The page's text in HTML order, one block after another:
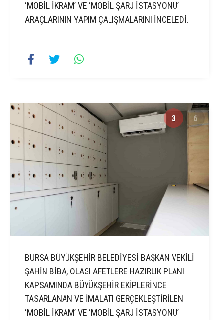
‘MOBİL İKRAM’ VE ‘MOBİL ŞARJ İSTASYONU’
ARAÇLARININ YAPIM ÇALIŞMALARINI İNCELEDİ.
3 6
BURSA BÜYÜKŞEHİR BELEDİYESİ BAŞKAN VEKİLİ
ŞAHİN BİBA, OLASI AFETLERE HAZIRLIK PLANI
KAPSAMINDA BÜYÜKŞEHİR EKİPLERİNCE
TASARLANAN VE İMALATI GERÇEKLEŞTİRİLEN
‘MOBİL İKRAM’ VE ‘MOBİL ŞARJ İSTASYONU’